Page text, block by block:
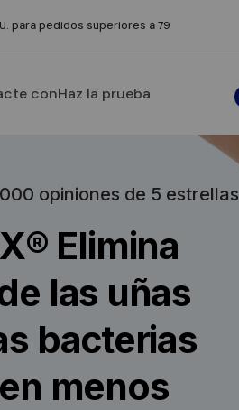
para pedidos superiores a 79
conHaz la prueba
opiniones de 5 estrellas
Elimina
las uñas
bacterias
menos